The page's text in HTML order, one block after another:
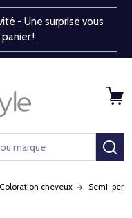
- Une surprise vous
!
Coloration cheveux Semi-